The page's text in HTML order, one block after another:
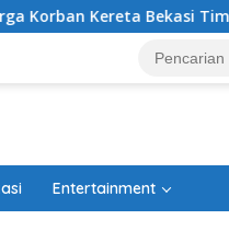
Bekasi Timur: Kami
Entertainment